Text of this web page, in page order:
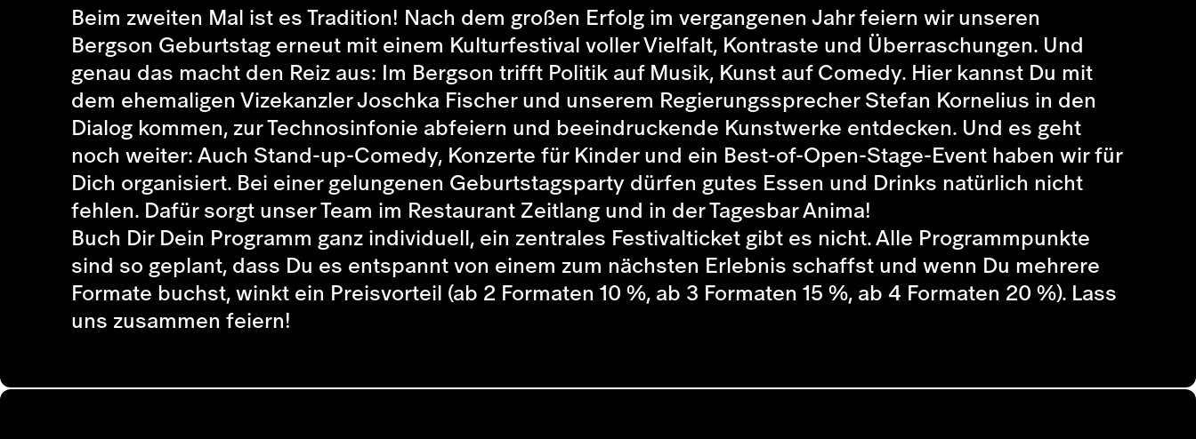
Beim zweiten Mal ist es Tradition! Nach dem großen Erfolg im vergangenen Jahr feiern wir unseren
Bergson Geburtstag erneut mit einem Kulturfestival voller Vielfalt, Kontraste und Überraschungen. Und
genau das macht den Reiz aus: Im Bergson trifft Politik auf Musik, Kunst auf Comedy. Hier kannst Du mit
dem ehemaligen Vizekanzler Joschka Fischer und unserem Regierungssprecher Stefan Kornelius in den
Dialog kommen, zur Technosinfonie abfeiern und beeindruckende Kunstwerke entdecken. Und es geht
noch weiter: Auch Stand-up-Comedy, Konzerte für Kinder und ein Best-of-Open-Stage-Event haben wir für
Dich organisiert. Bei einer gelungenen Geburtstagsparty dürfen gutes Essen und Drinks natürlich nicht
fehlen. Dafür sorgt unser Team im Restaurant Zeitlang und in der Tagesbar Anima!
Buch Dir Dein Programm ganz individuell, ein zentrales Festivalticket gibt es nicht. Alle Programmpunkte
sind so geplant, dass Du es entspannt von einem zum nächsten Erlebnis schaffst und wenn Du mehrere
Formate buchst, winkt ein Preisvorteil (ab 2 Formaten 10 %, ab 3 Formaten 15 %, ab 4 Formaten 20 %). Lass
uns zusammen feiern!